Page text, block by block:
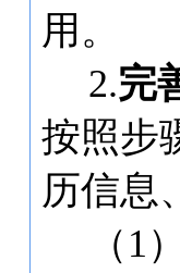
用。
2.完
按照步
历信息
（ 1